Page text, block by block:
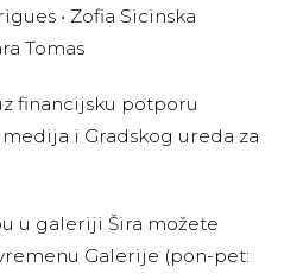
• Zofia Sicinska
Tomas
financijsku potporu
i Gradskog ureda za
u galeriji Šira možete
Galerije (pon-pet: